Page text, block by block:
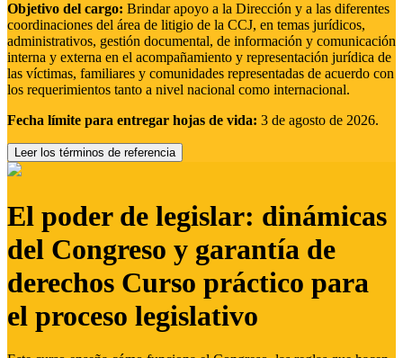
Objetivo del cargo: Brindar apoyo a la Dirección y a las diferentes
coordinaciones del área de litigio de la CCJ, en temas jurídicos,
administrativos, gestión documental, de información y comunicación
interna y externa en el acompañamiento y representación jurídica de
las víctimas, familiares y comunidades representadas de acuerdo con
los requerimientos tanto a nivel nacional como internacional.
Fecha límite para entregar hojas de vida: 3 de agosto de 2026.
Leer los términos de referencia
El poder de legislar: dinámicas
del Congreso y garantía de
derechos Curso práctico para
el proceso legislativo